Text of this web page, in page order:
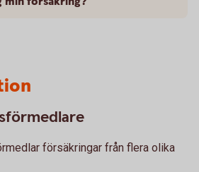
försäkringar från flera olika